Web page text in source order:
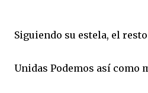
Siguiendo su estela, el
Unidas Podemos así como